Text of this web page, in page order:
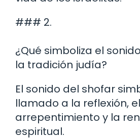
### 2.
¿Qué simboliza el
la tradición judía?
El sonido del shofar
llamado a la reflexión, el
arrepentimiento y la
espiritual.